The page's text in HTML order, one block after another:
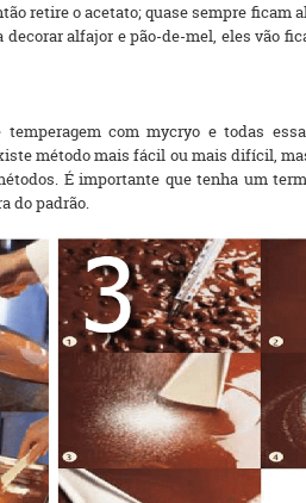
retire o acetato; quase sempre ficam
alfajor e pão-de-mel, eles vão
com mycryo e todas
método mais fácil ou mais difícil,
É importante que tenha um
do padrão.